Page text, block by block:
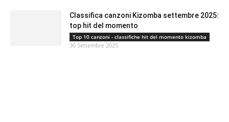
Classifica canzoni Kizomba settembre 2025:
top hit del momento
Top 10 canzoni - classifiche hit del momento kizomba
30 Settembre 2025